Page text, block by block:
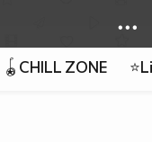
🪀CHILL ZONE